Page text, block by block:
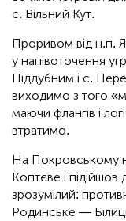
с. Вільний Кут.
Проривом від н.п.
у напівоточення
Піддубним і с.
виходимо з того
маючи флангів і
втратимо.
На Покровському
Коптєве і підійшов
зрозумілий:
Родинське —